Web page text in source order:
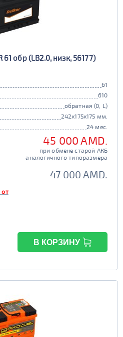
61 обр (LB2.0, низк, 56177)
61
610
обратная (0, L)
242x175x175 мм.
24 мес.
45 000 AMD.
при обмене старой АКБ
аналогичного типоразмера
47 000 AMD.
от
В КОРЗИНУ